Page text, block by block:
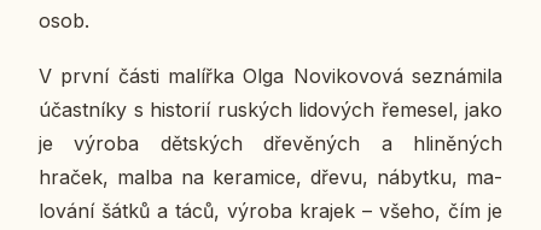
osob.
V první části ma­líř­ka Olga No­vi­ko­vo­vá se­zná­mi­la
účast­ní­ky s his­to­rií rus­kých li­do­vých ře­me­sel, jako
je výroba dět­ských dře­vě­ných a hli­ně­ných
hraček, malba na ke­ra­mi­ce, dřevu, ná­byt­ku, ma­
lo­vá­ní šátků a táců, výroba krajek – všeho, čím je